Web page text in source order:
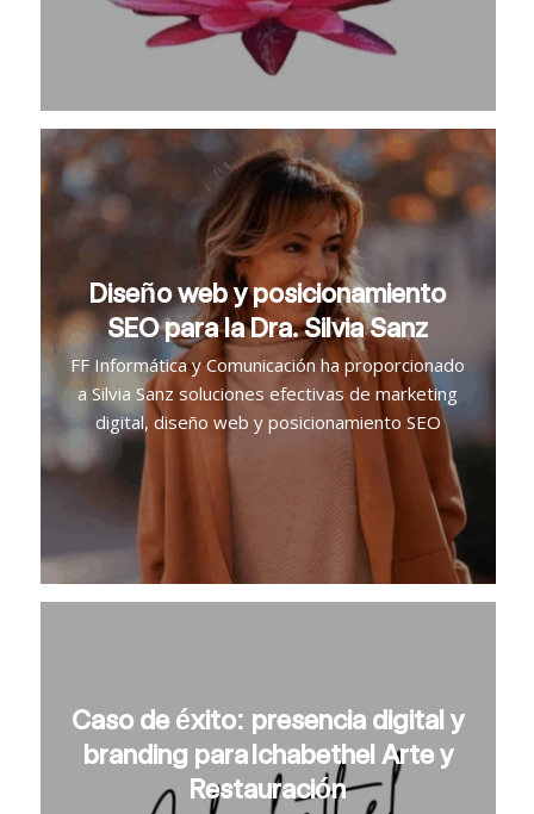
Diseño web y posicionamiento
SEO para la Dra. Silvia Sanz
FF Informática y Comunicación ha proporcionado
a Silvia Sanz soluciones efectivas de marketing
digital, diseño web y posicionamiento SEO
Caso de éxito: presencia digital y
branding para Ichabethel Arte y
Restauración